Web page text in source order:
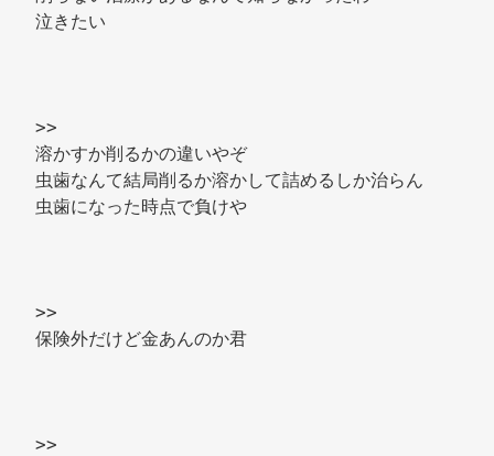
泣きたい
>>
溶かすか削るかの違いやぞ
虫歯なんて結局削るか溶かして詰めるしか治らん
虫歯になった時点で負けや
>>
保険外だけど金あんのか君
>>